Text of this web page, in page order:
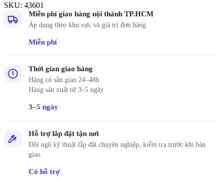
SKU: 43601
Miễn phí giao hàng nội thành TP.HCM
Áp dụng theo khu vực và giá trị đơn hàng
Miễn phí
Thời gian giao hàng
Hàng có sẵn giao 24–48h
Hàng sản xuất từ 3–5 ngày
3–5 ngày
Hỗ trợ lắp đặt tận nơi
Đội ngũ kỹ thuật lắp đặt chuyên nghiệp, kiểm tra trước khi bàn
giao
Có hỗ trợ